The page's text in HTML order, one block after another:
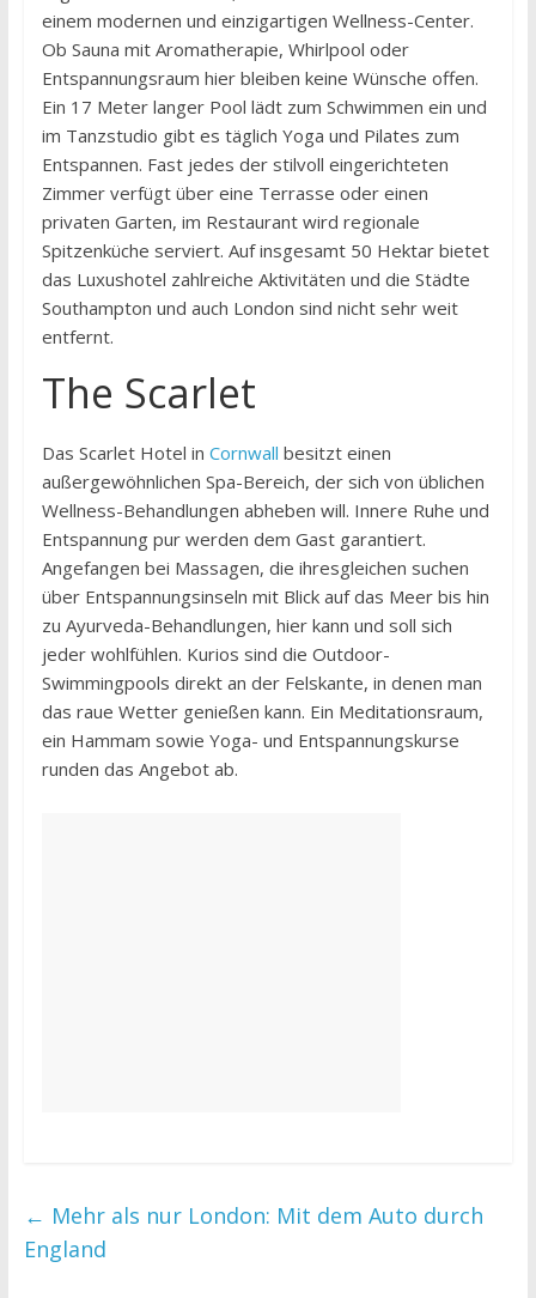
einem modernen und einzigartigen Wellness-Center.
Ob Sauna mit Aromatherapie, Whirlpool oder
Entspannungsraum hier bleiben keine Wünsche offen.
Ein 17 Meter langer Pool lädt zum Schwimmen ein und
im Tanzstudio gibt es täglich Yoga und Pilates zum
Entspannen. Fast jedes der stilvoll eingerichteten
Zimmer verfügt über eine Terrasse oder einen
privaten Garten, im Restaurant wird regionale
Spitzenküche serviert. Auf insgesamt 50 Hektar bietet
das Luxushotel zahlreiche Aktivitäten und die Städte
Southampton und auch London sind nicht sehr weit
entfernt.
The Scarlet
Das Scarlet Hotel in Cornwall besitzt einen
außergewöhnlichen Spa-Bereich, der sich von üblichen
Wellness-Behandlungen abheben will. Innere Ruhe und
Entspannung pur werden dem Gast garantiert.
Angefangen bei Massagen, die ihresgleichen suchen
über Entspannungsinseln mit Blick auf das Meer bis hin
zu Ayurveda-Behandlungen, hier kann und soll sich
jeder wohlfühlen. Kurios sind die Outdoor-
Swimmingpools direkt an der Felskante, in denen man
das raue Wetter genießen kann. Ein Meditationsraum,
ein Hammam sowie Yoga- und Entspannungskurse
runden das Angebot ab.
← Mehr als nur London: Mit dem Auto durch
England